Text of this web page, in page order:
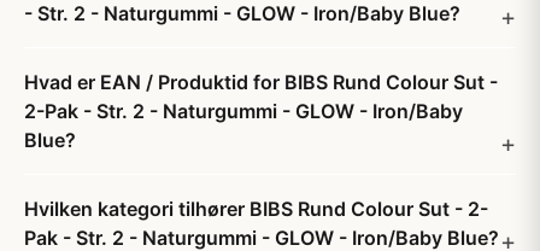
- Str. 2 - Naturgummi - GLOW - Iron/Baby Blue?
Hvad er EAN / Produktid for BIBS Rund Colour Sut -
2-Pak - Str. 2 - Naturgummi - GLOW - Iron/Baby
Blue?
Hvilken kategori tilhører BIBS Rund Colour Sut - 2-
Pak - Str. 2 - Naturgummi - GLOW - Iron/Baby Blue?